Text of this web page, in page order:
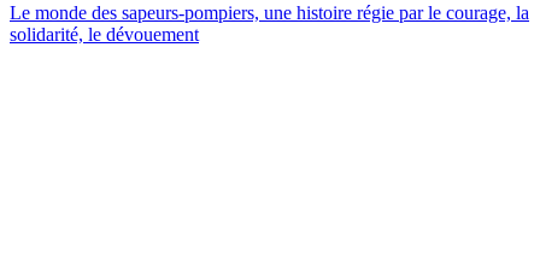
Le monde des sapeurs-pompiers, une histoire régie par le courage, la
solidarité, le dévouement